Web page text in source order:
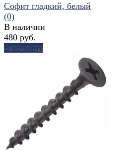
сравнить
Софит гладкий, белый
(0)
В наличии
480 руб.
В корзину